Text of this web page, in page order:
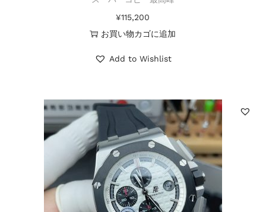
¥115,200
お買い物カゴに追加
Add to Wishlist